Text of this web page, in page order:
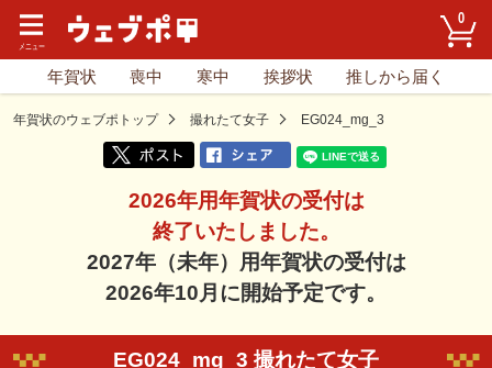
0
年賀状 喪中 寒中 挨拶状 推しから届く
年賀状のウェブポトップ 撮れたて女子 EG024_mg_3
2026年用年賀状の受付は
終了いたしました。
2027年（未年）用年賀状の受付は
2026年10月に開始予定です。
EG024_mg_3 撮れたて女子